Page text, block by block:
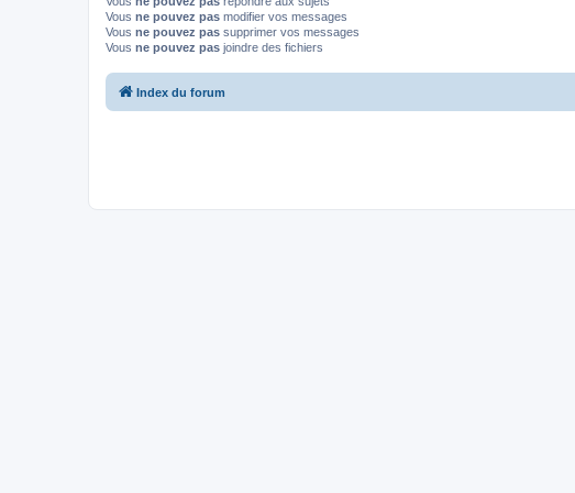
Vous ne pouvez pas modifier vos messages
Vous ne pouvez pas supprimer vos messages
Vous ne pouvez pas joindre des fichiers
Index du forum